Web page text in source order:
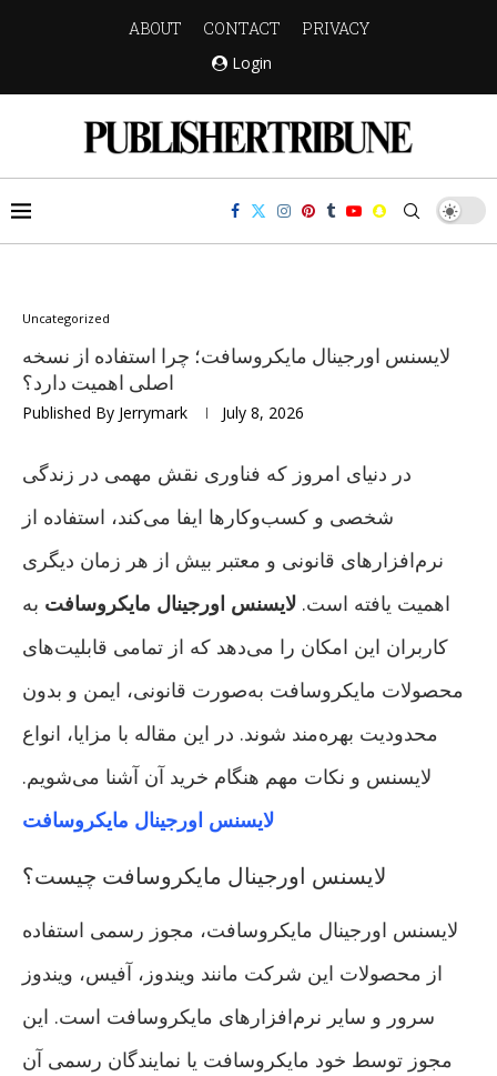
ABOUT CONTACT
PRIVACY
Login
Uncategorized
لایسنس اورجینال مایکروسافت؛ چرا استفاده از نسخه
اصلی اهمیت دارد؟
Published By Jerrymark July 8, 2026
در دنیای امروز که فناوری نقش مهمی در زندگی
شخصی و کسب‌وکارها ایفا می‌کند، استفاده از
نرم‌افزارهای قانونی و معتبر بیش از هر زمان دیگری
اهمیت یافته است. لایسنس اورجینال مایکروسافت به
کاربران این امکان را می‌دهد که از تمامی قابلیت‌های
محصولات مایکروسافت به‌صورت قانونی، ایمن و بدون
محدودیت بهره‌مند شوند. در این مقاله با مزایا، انواع
لایسنس و نکات مهم هنگام خرید آن آشنا می‌شویم.
لایسنس اورجینال مایکروسافت
لایسنس اورجینال مایکروسافت چیست؟
لایسنس اورجینال مایکروسافت، مجوز رسمی استفاده
از محصولات این شرکت مانند ویندوز، آفیس، ویندوز
سرور و سایر نرم‌افزارهای مایکروسافت است. این
مجوز توسط خود مایکروسافت یا نمایندگان رسمی آن